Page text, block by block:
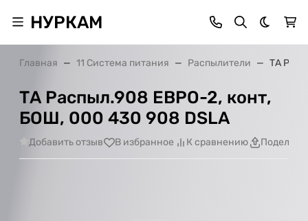
НУРКАМ Темная
Главная 11 Система питания Распылители ТА
ТА Распыл.908 ЕВРО-2, конт,
БОШ, 000 430 908 DSLA
Добавить отзыв В избранное К сравнению